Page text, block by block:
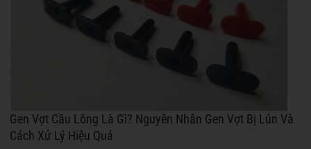
Gen Vợt Cầu Lông Là Gì? Nguyên Nhân Gen Vợt Bị Lún Và
Cách Xử Lý Hiệu Quả